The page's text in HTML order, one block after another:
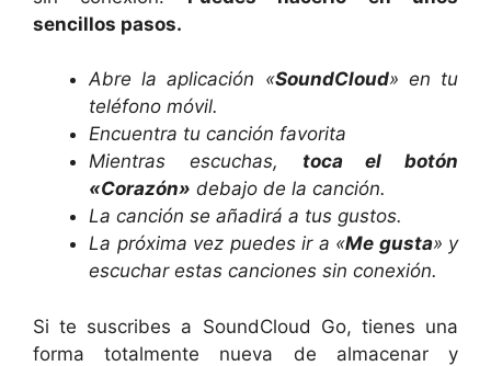
sencillos pasos.
Abre la aplicación «SoundCloud» en tu
teléfono móvil.
Encuentra tu canción favorita
Mientras escuchas, toca el botón
«Corazón» debajo de la canción.
La canción se añadirá a tus gustos.
La próxima vez puedes ir a «Me gusta» y
escuchar estas canciones sin conexión.
Si te suscribes a SoundCloud Go, tienes una
forma totalmente nueva de almacenar y